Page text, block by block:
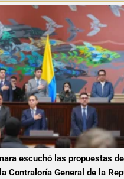
escuchó las propuestas
Contraloría General de la